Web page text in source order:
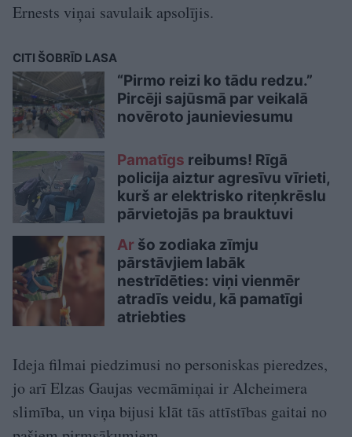
Ernests viņai savulaik apsolījis.
CITI ŠOBRĪD LASA
“Pirmo reizi ko tādu redzu.”
Pircēji sajūsmā par veikalā
novēroto jaunieviesumu
Pamatīgs reibums! Rīgā
policija aiztur agresīvu vīrieti,
kurš ar elektrisko riteņkrēslu
pārvietojās pa brauktuvi
Ar šo zodiaka zīmju
pārstāvjiem labāk
nestrīdēties: viņi vienmēr
atradīs veidu, kā pamatīgi
atriebties
Ideja filmai piedzimusi no personiskas pieredzes,
jo arī Elzas Gaujas vecmāmiņai ir Alcheimera
slimība, un viņa bijusi klāt tās attīstības gaitai no